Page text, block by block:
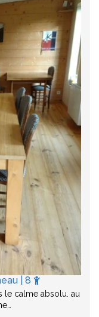
| 8
le calme absolu. au